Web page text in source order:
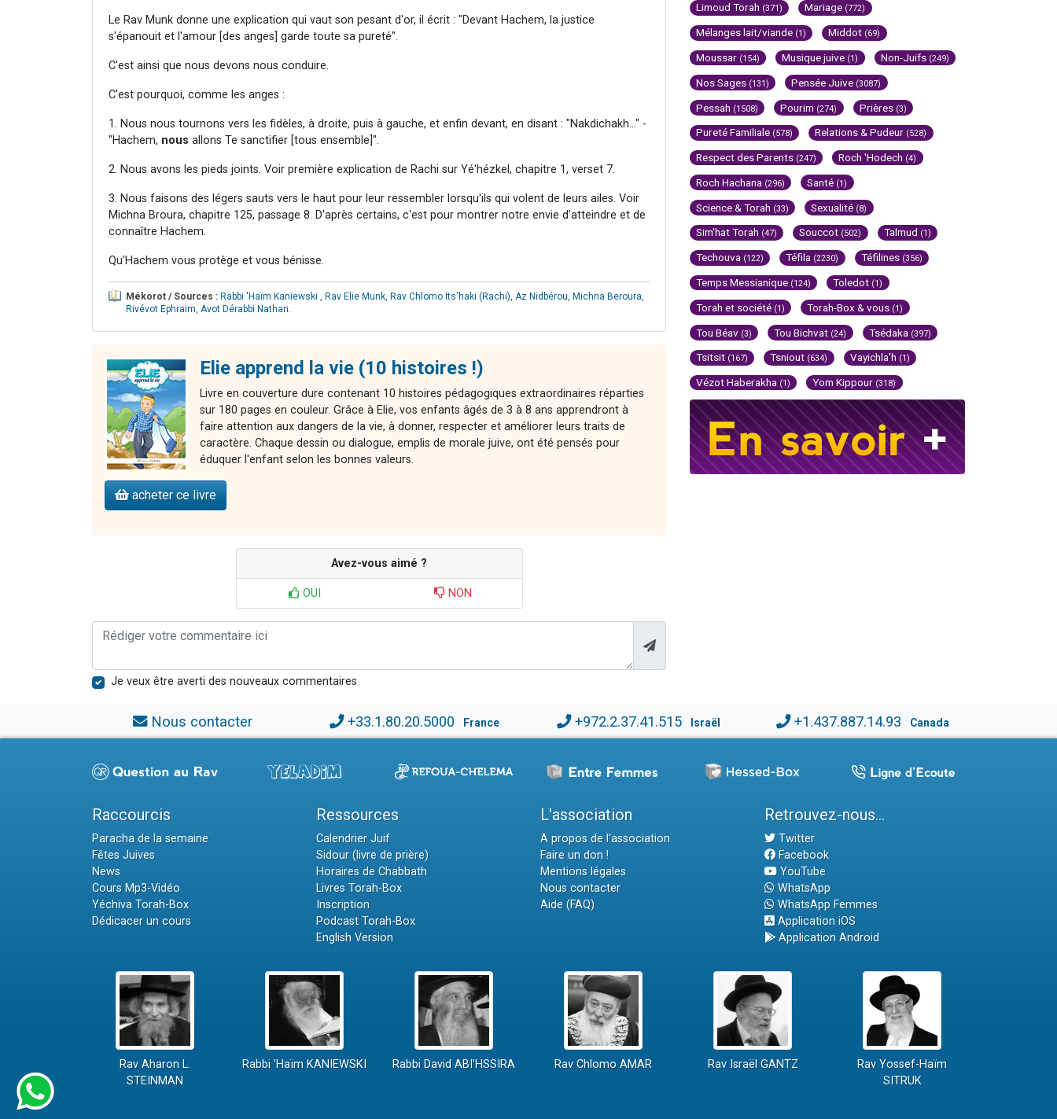
Le Rav Munk donne une explication qui vaut son pesant d'or, il écrit : "Devant Hachem, la justice
s'épanouit et l'amour [des anges] garde toute sa pureté".
C'est ainsi que nous devons nous conduire.
C'est pourquoi, comme les anges :
1. Nous nous tournons vers les fidèles, à droite, puis à gauche, et enfin devant, en disant : "Nakdichakh..." -
"Hachem, nous allons Te sanctifier [tous ensemble]".
2. Nous avons les pieds joints. Voir première explication de Rachi sur Yé'hézkel, chapitre 1, verset 7.
3. Nous faisons des légers sauts vers le haut pour leur ressembler lorsqu'ils qui volent de leurs ailes. Voir
Michna Broura, chapitre 125, passage 8. D'après certains, c'est pour montrer notre envie d'atteindre et de
connaître Hachem.
Qu'Hachem vous protège et vous bénisse.
Mékorot / Sources : Rabbi 'Haïm Kaniewski Rav Elie Munk Rav Chlomo Its'haki (Rachi) Az Nidbérou Michna Beroura
Rivévot Ephraim Avot Dérabbi Nathan
Elie apprend la vie (10 histoires !)
Livre en couverture dure contenant 10 histoires pédagogiques extraordinaires réparties
sur 180 pages en couleur. Grâce à Elie, vos enfants âgés de 3 à 8 ans apprendront à
faire attention aux dangers de la vie, à donner, respecter et améliorer leurs traits de
caractère. Chaque dessin ou dialogue, emplis de morale juive, ont été pensés pour
éduquer l'enfant selon les bonnes valeurs.
acheter ce livre
Avez-vous aimé ?
OUI NON
Je veux être averti des nouveaux commentaires
Limoud Torah (371) Mariage (772)
Mélanges lait/viande (1) Middot (69)
Moussar (154) Musique juive (1) Non-Juifs (249)
Nos Sages (131) Pensée Juive (3087)
Pessah (1508) Pourim (274) Prières (3)
Pureté Familiale (578) Relations & Pudeur (528)
Respect des Parents (247) Roch 'Hodech (4)
Roch Hachana (296) Santé (1)
Science & Torah (33) Sexualité (8)
Sim'hat Torah (47) Souccot (502) Talmud (1)
Techouva (122) Téfila (2230) Téfilines (356)
Temps Messianique (124) Toledot (1)
Torah et société (1) Torah-Box & vous (1)
Tou Béav (3) Tou Bichvat (24) Tsédaka (397)
Tsitsit (167) Tsniout (634) Vayichla'h (1)
Vézot Haberakha (1) Yom Kippour (318)
Nous contacter +33.1.80.20.5000 France +972.2.37.41.515 Israël +1.437.887.14.93 Canada
Raccourcis
Paracha de la semaine
Fêtes Juives
News
Cours Mp3-Vidéo
Yéchiva Torah-Box
Dédicacer un cours
Ressources
Calendrier Juif
Sidour (livre de prière)
Horaires de Chabbath
Livres Torah-Box
Inscription
Podcast Torah-Box
English Version
L'association
A propos de l'association
Faire un don !
Mentions légales
Nous contacter
Aide (FAQ)
Retrouvez-nous...
Twitter
Facebook
YouTube
WhatsApp
WhatsApp Femmes
Application iOS
Application Android
Rav Aharon L.
STEINMAN
Rabbi 'Haïm KANIEWSKI Rabbi David ABI'HSSIRA Rav Chlomo AMAR Rav Israël GANTZ
Rav Yossef-Haïm
SITRUK